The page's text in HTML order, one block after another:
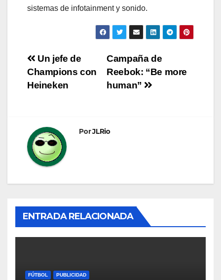
sistemas de infotainment y sonido.
Navegación
de
Campaña de
Reebok: “Be more
human”
Un jefe de
Champions con
Heineken
PorJLRio
ENTRADA RELACIONADA
FÚTBOL PUBLICIDAD